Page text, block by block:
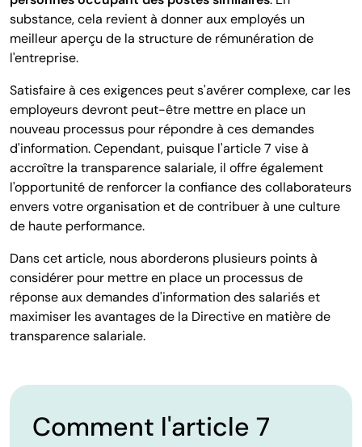
substance, cela revient à donner aux employés un
meilleur aperçu de la structure de rémunération de
l'entreprise.
Satisfaire à ces exigences peut s'avérer complexe, car les
employeurs devront peut-être mettre en place un
nouveau processus pour répondre à ces demandes
d'information. Cependant, puisque l'article 7 vise à
accroître la transparence salariale, il offre également
l'opportunité de renforcer la confiance des collaborateurs
envers votre organisation et de contribuer à une culture
de haute performance.
Dans cet article, nous aborderons plusieurs points à
considérer pour mettre en place un processus de
réponse aux demandes d'information des salariés et
maximiser les avantages de la Directive en matière de
transparence salariale.
Comment l'article 7